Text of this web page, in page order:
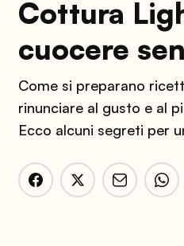
Cottura
cuocere
Come si preparano
rinunciare al gusto e al
Ecco alcuni segreti per